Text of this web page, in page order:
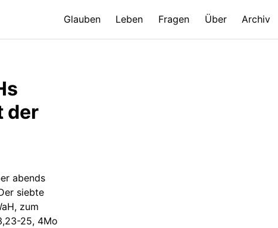
Glauben Leben Fragen Über Archiv
der
abends
siebte
zum
25, 4Mo